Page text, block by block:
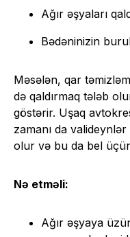
Ağır əşyaları
Bədəninizin
Məsələn, qar
də qaldırmaq tələb
göstərir. Uşaq
zamanı da
olur və bu da bel
Nə etməli:
Ağır əşyaya